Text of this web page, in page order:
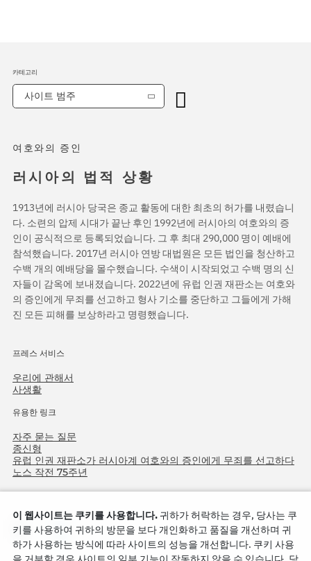
여호와의 증인
러시아의 법적 상황
1913년에 러시아 당국은 종교 활동에 대한 최초의 허가를 내렸습니
다. 소련의 압제 시대가 끝난 후인 1992년에 러시아의 여호와의 증
인이 공식적으로 등록되었습니다. 그 후 최대 290,000 명이 예배에
참석했습니다. 2017년 러시아 연방 대법원은 모든 법인을 청산하고
수백 개의 예배당을 몰수했습니다. 수색이 시작되었고 수백 명의 신
자들이 감옥에 보내졌습니다. 2022년에 유럽 인권 재판소는 여호와
의 증인에게 무죄를 선고하고 형사 기소를 중단하고 그들에게 가해
진 모든 피해를 보상하라고 명령했습니다.
프레스 서비스
우리에 관해서
사생활
유용한 링크
자주 묻는 질문
종신형
유럽 인권 재판소가 러시아계 여호와의 증인에게 무죄를 선고하다
노스 작전 75주년
카테고리
사이트 범주
이 웹사이트는 쿠키를 사용합니다. 귀하가 허락하는 경우, 당사는 쿠
키를 사용하여 귀하의 방문을 보다 개인화하고 품질을 개선하며 귀
하가 사용하는 방식에 따라 사이트의 성능을 개선합니다. 쿠키 사용